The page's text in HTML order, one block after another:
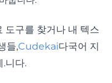
도구를 찾거나 내 텍스
들,Cudekai다국어 지
.니다.